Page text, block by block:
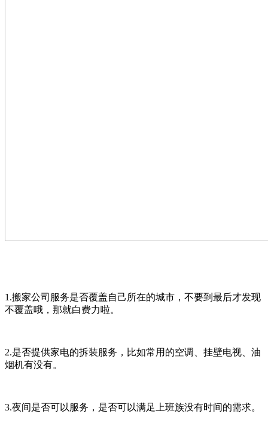
1.搬家公司服务是否覆盖自己所在的城市，不要到最后才发现
不覆盖哦，那就白费力啦。
2.是否提供家电的拆装服务，比如常用的空调、挂壁电视、油
烟机有没有。
3.夜间是否可以服务，是否可以满足上班族没有时间的需求。